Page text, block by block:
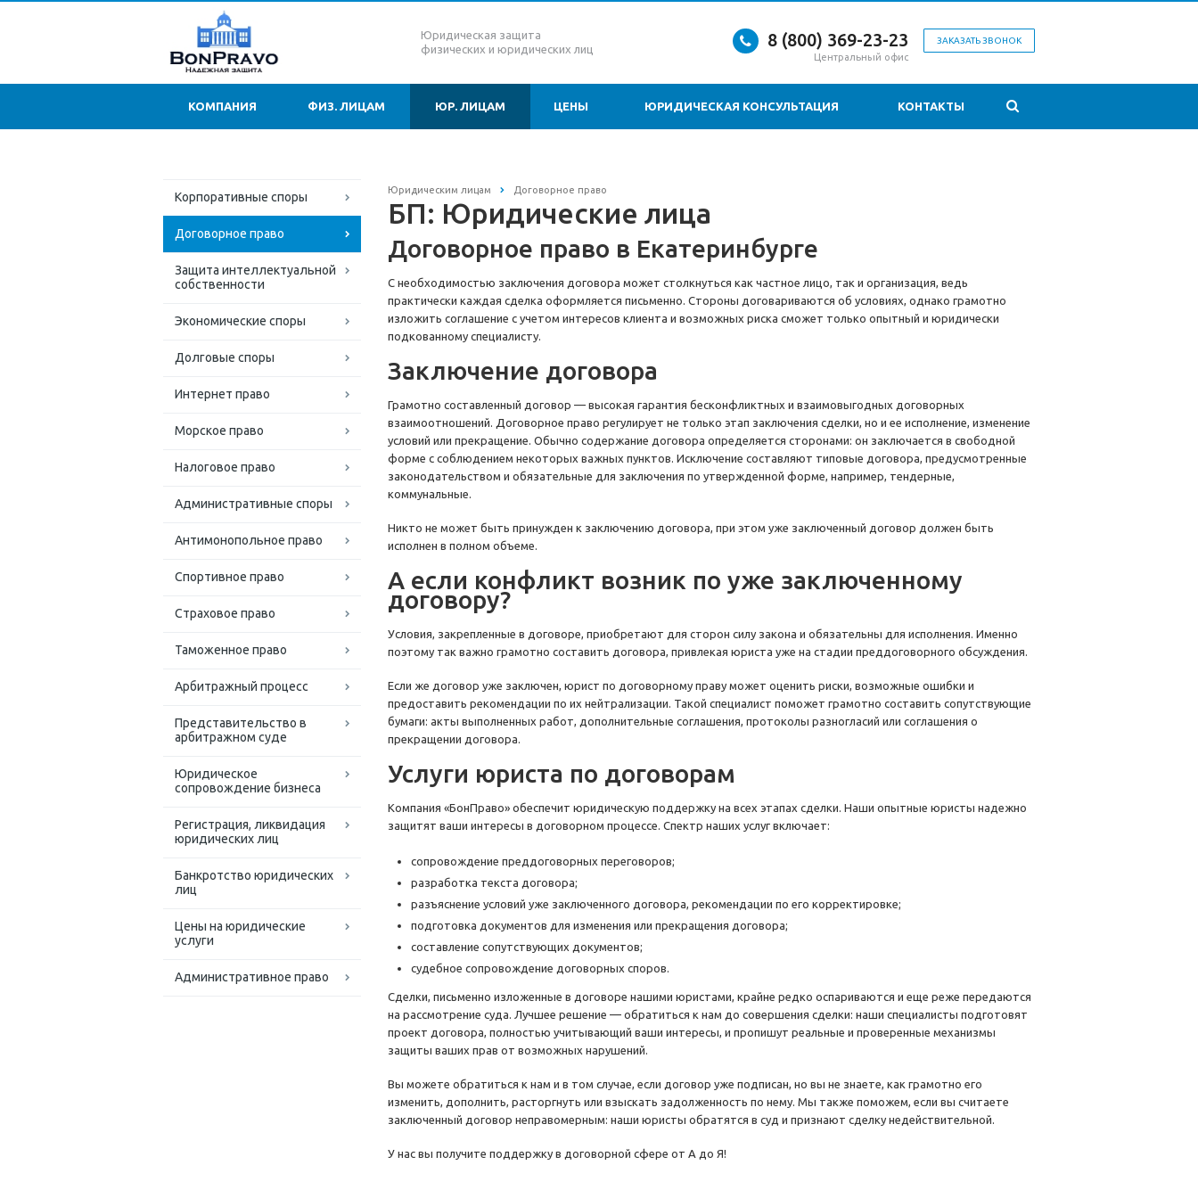
Юридическая защита
физических и юридических лиц
ЗАКАЗАТЬ ЗВОНОК
8 (800) 369-23-23
Центральный офис
КОМПАНИЯ ФИЗ. ЛИЦАМ ЮР. ЛИЦАМ ЦЕНЫ ЮРИДИЧЕСКАЯ КОНСУЛЬТАЦИЯ КОНТАКТЫ
Корпоративные споры
Договорное право
Защита интеллектуальной
собственности
Экономические споры
Долговые споры
Интернет право
Морское право
Налоговое право
Административные споры
Антимонопольное право
Спортивное право
Страховое право
Таможенное право
Арбитражный процесс
Представительство в
арбитражном суде
Юридическое
сопровождение бизнеса
Регистрация, ликвидация
юридических лиц
Банкротство юридических
лиц
Цены на юридические
услуги
Административное право
Юридическим лицам Договорное право
БП: Юридические лица
Договорное право в Екатеринбурге
С необходимостью заключения договора может столкнуться как частное лицо, так и организация, ведь
практически каждая сделка оформляется письменно. Стороны договариваются об условиях, однако грамотно
изложить соглашение с учетом интересов клиента и возможных риска сможет только опытный и юридически
подкованному специалисту.
Заключение договора
Грамотно составленный договор — высокая гарантия бесконфликтных и взаимовыгодных договорных
взаимоотношений. Договорное право регулирует не только этап заключения сделки, но и ее исполнение, изменение
условий или прекращение. Обычно содержание договора определяется сторонами: он заключается в свободной
форме с соблюдением некоторых важных пунктов. Исключение составляют типовые договора, предусмотренные
законодательством и обязательные для заключения по утвержденной форме, например, тендерные,
коммунальные.
Никто не может быть принужден к заключению договора, при этом уже заключенный договор должен быть
исполнен в полном объеме.
А если конфликт возник по уже заключенному
договору?
Условия, закрепленные в договоре, приобретают для сторон силу закона и обязательны для исполнения. Именно
поэтому так важно грамотно составить договора, привлекая юриста уже на стадии преддоговорного обсуждения.
Если же договор уже заключен, юрист по договорному праву может оценить риски, возможные ошибки и
предоставить рекомендации по их нейтрализации. Такой специалист поможет грамотно составить сопутствующие
бумаги: акты выполненных работ, дополнительные соглашения, протоколы разногласий или соглашения о
прекращении договора.
Услуги юриста по договорам
Компания «БонПраво» обеспечит юридическую поддержку на всех этапах сделки. Наши опытные юристы надежно
защитят ваши интересы в договорном процессе. Спектр наших услуг включает:
сопровождение преддоговорных переговоров;
разработка текста договора;
разъяснение условий уже заключенного договора, рекомендации по его корректировке;
подготовка документов для изменения или прекращения договора;
составление сопутствующих документов;
судебное сопровождение договорных споров.
Сделки, письменно изложенные в договоре нашими юристами, крайне редко оспариваются и еще реже передаются
на рассмотрение суда. Лучшее решение — обратиться к нам до совершения сделки: наши специалисты подготовят
проект договора, полностью учитывающий ваши интересы, и пропишут реальные и проверенные механизмы
защиты ваших прав от возможных нарушений.
Вы можете обратиться к нам и в том случае, если договор уже подписан, но вы не знаете, как грамотно его
изменить, дополнить, расторгнуть или взыскать задолженность по нему. Мы также поможем, если вы считаете
заключенный договор неправомерным: наши юристы обратятся в суд и признают сделку недействительной.
У нас вы получите поддержку в договорной сфере от А до Я!